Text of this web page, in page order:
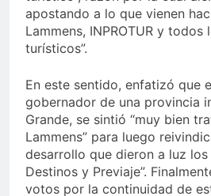
apostando a lo que vienen
Lammens, INPROTUR y
turísticos”.
En este sentido, enfatizó que
gobernador de una provincia
Grande, se sintió “muy bien
Lammens” para luego
desarrollo que dieron a luz
Destinos y Previaje”.
votos por la continuidad de